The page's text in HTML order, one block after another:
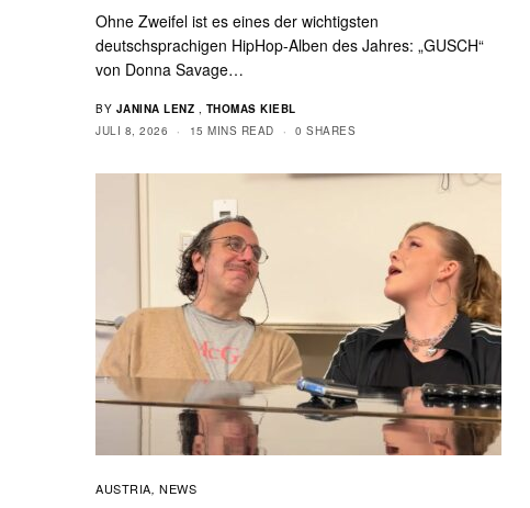
Ohne Zweifel ist es eines der wichtigsten
deutschsprachigen HipHop-Alben des Jahres: „GUSCH“
von Donna Savage…
BY JANINA LENZ , THOMAS KIEBL
JULI 8, 2026
15 MINS READ 0 SHARES
AUSTRIA, NEWS